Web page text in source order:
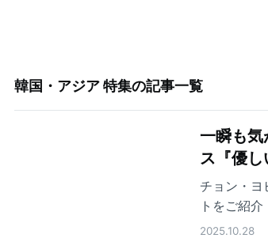
韓国・アジア 特集の記事一覧
一瞬も
ス『優し
チョン・ヨ
トをご紹介
2025.10.28